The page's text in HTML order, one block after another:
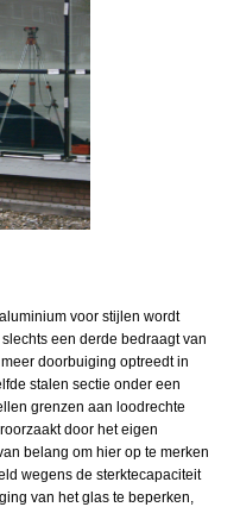
voor stijlen wordt
een derde bedraagt van
doorbuiging optreedt in
stalen sectie onder een
grenzen aan loodrechte
door het eigen
belang om hier op te merken
wegens de sterktecapaciteit
van het glas te beperken,